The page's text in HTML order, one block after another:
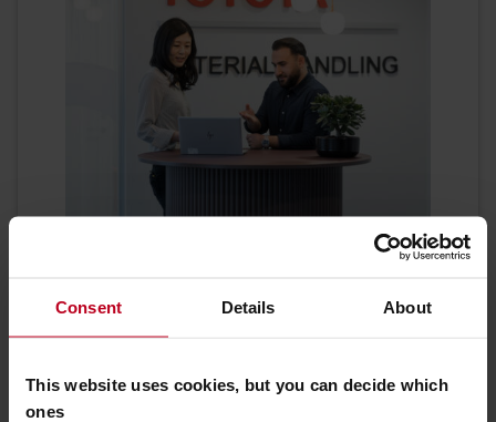
Consent Details About
This website uses cookies, but you can decide which
ones
Miben segíthetünk?
Használt targonca telephely: Dunaharaszti,
Raktár u. 8-Halton B/3 épület, 2330